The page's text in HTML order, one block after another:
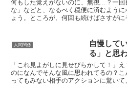
何もした覚えがないのに、無視…？一回
な」などと、なるべく穏便に済むよう
ょう。ところが、何回も続けばさすがに
人間関係
自慢して
る」と思
「これ見よがしに見せびらかして！」
のになんでそんな風に思われてるの？
ってもみない相手のアクションに驚いて